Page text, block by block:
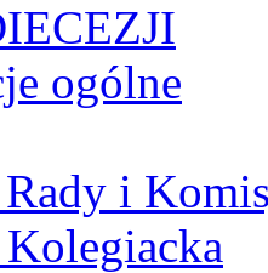
ogólne
i